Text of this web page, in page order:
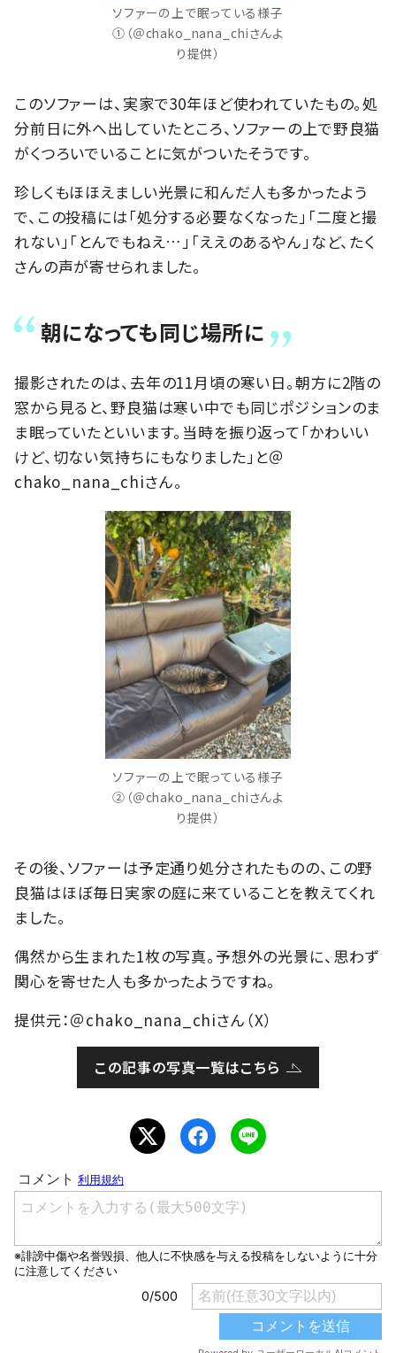
ソファーの上で眠っている様子
①（＠chako_nana_chiさんよ
り提供）
このソファーは、実家で30年ほど使われていたもの。処
分前日に外へ出していたところ、ソファーの上で野良猫
がくつろいでいることに気がついたそうです。
珍しくもほほえましい光景に和んだ人も多かったよう
で、この投稿には「処分する必要なくなった」「二度と撮
れない」「とんでもねえ…」「ええのあるやん」など、たく
さんの声が寄せられました。
朝になっても同じ場所に
撮影されたのは、去年の11月頃の寒い日。朝方に2階の
窓から見ると、野良猫は寒い中でも同じポジションのま
ま眠っていたといいます。当時を振り返って「かわいい
けど、切ない気持ちにもなりました」と＠
chako_nana_chiさん。
ソファーの上で眠っている様子
②（＠chako_nana_chiさんよ
り提供）
その後、ソファーは予定通り処分されたものの、この野
良猫はほぼ毎日実家の庭に来ていることを教えてくれ
ました。
偶然から生まれた1枚の写真。予想外の光景に、思わず
関心を寄せた人も多かったようですね。
提供元：＠chako_nana_chiさん（X）
この記事の写真一覧はこちら